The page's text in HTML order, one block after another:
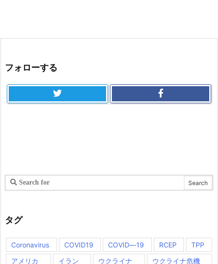
フォローする
タグ
Coronavirus COVID19 COVID―19 RCEP
TPP
アメリカ
イラン ウクライナ ウクライナ危機